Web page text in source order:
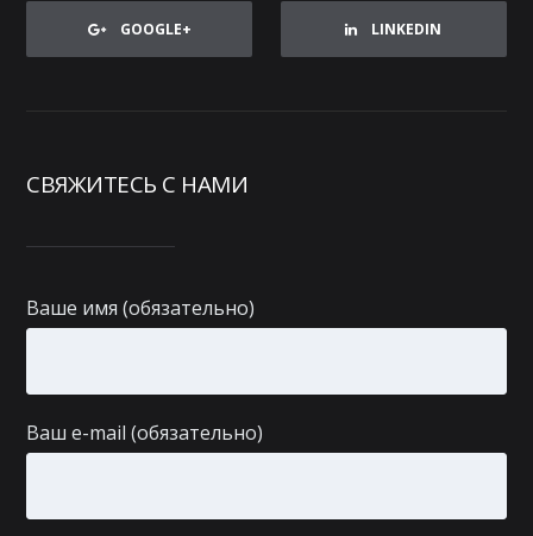
GOOGLE+ LINKEDIN
СВЯЖИТЕСЬ С НАМИ
Ваше имя (обязательно)
Ваш e-mail (обязательно)